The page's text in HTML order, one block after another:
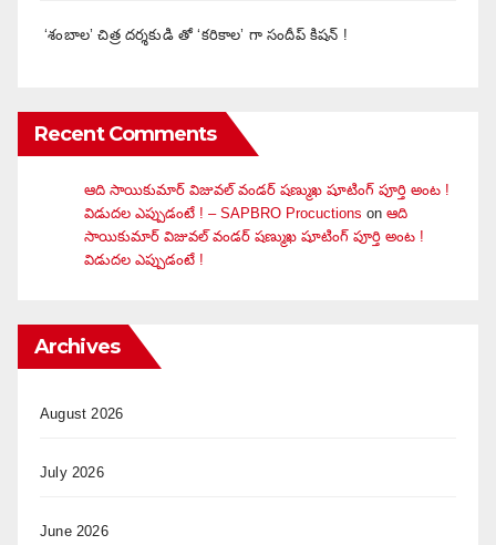
‘శంబాల’ చిత్ర దర్శకుడి తో ‘కరికాల’ గా సందీప్ కిషన్ !
Recent Comments
ఆది సాయికుమార్ విజువ‌ల్ వండ‌ర్ ష‌ణ్ముఖ షూటింగ్ పూర్తి అంట !
విడుదల ఎప్పుడంటే ! – SAPBRO Procuctions on ఆది
సాయికుమార్ విజువ‌ల్ వండ‌ర్ ష‌ణ్ముఖ షూటింగ్ పూర్తి అంట !
విడుదల ఎప్పుడంటే !
Archives
August 2026
July 2026
June 2026